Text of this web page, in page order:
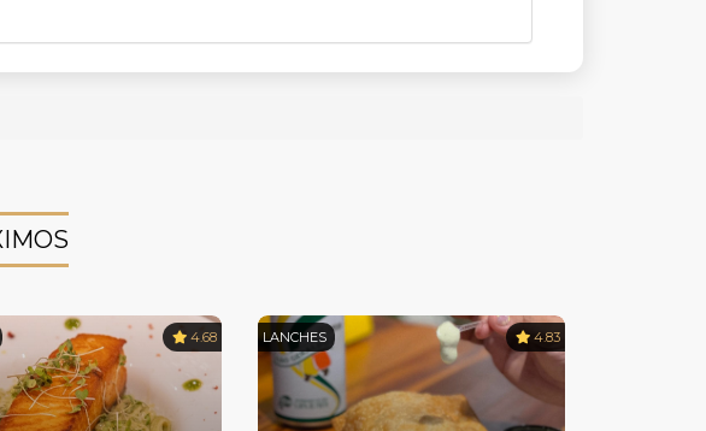
4.68 LANCHES 4.83